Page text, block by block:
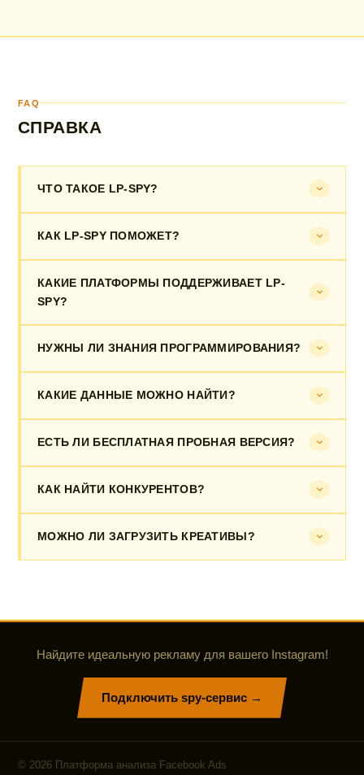
FAQ
СПРАВКА
ЧТО ТАКОЕ LP-SPY?
КАК LP-SPY ПОМОЖЕТ?
КАКИЕ ПЛАТФОРМЫ ПОДДЕРЖИВАЕТ LP-
SPY?
НУЖНЫ ЛИ ЗНАНИЯ ПРОГРАММИРОВАНИЯ?
КАКИЕ ДАННЫЕ МОЖНО НАЙТИ?
ЕСТЬ ЛИ БЕСПЛАТНАЯ ПРОБНАЯ ВЕРСИЯ?
КАК НАЙТИ КОНКУРЕНТОВ?
МОЖНО ЛИ ЗАГРУЗИТЬ КРЕАТИВЫ?
Найдите идеальную рекламу для вашего Instagram!
Подключить spy-сервис →
© 2026 Платформа анализа Facebook Ads